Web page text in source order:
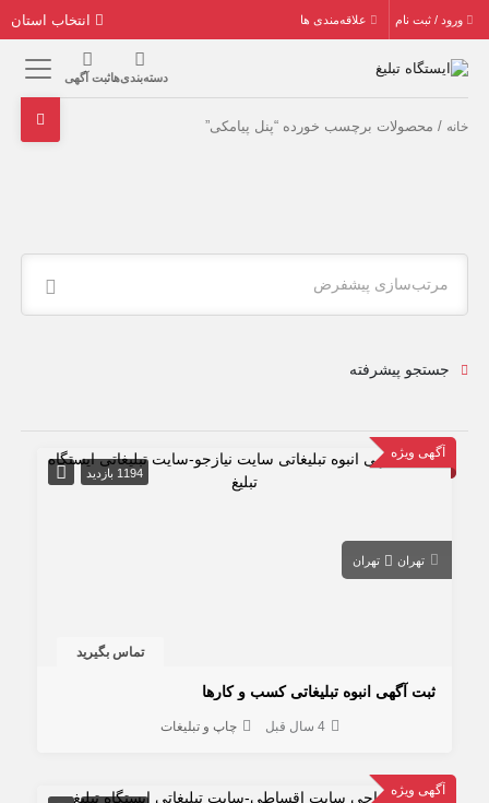
ورود / ثبت نام علاقه‌مندی ها
دسته‌بندی‌هاثبت آگهی
خانه / محصولات برچسب خورده “پنل پیامکی”
مرتب‌سازی پیشفرض
جستجو پیشرفته
آگهی ویژه
1194 بازدید
تهران تهران
تماس بگیرید
ثبت آگهی انبوه تبلیغاتی کسب و کارها
4 سال قبل چاپ و تبلیغات
آگهی ویژه